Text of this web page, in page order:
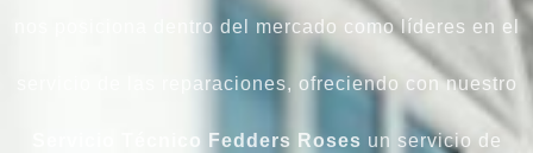
nos posiciona dentro del mercado como líderes en el
servicio de las reparaciones, ofreciendo con nuestro
Servicio Técnico Fedders Roses un servicio de